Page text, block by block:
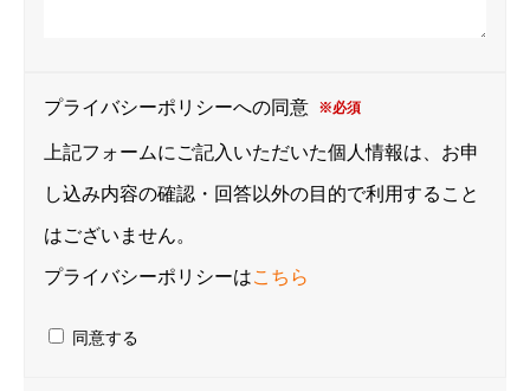
プライバシーポリシーへの同意 ※必須
上記フォームにご記入いただいた個人情報は、お申
し込み内容の確認・回答以外の目的で利用すること
はございません。
プライバシーポリシーはこちら
同意する